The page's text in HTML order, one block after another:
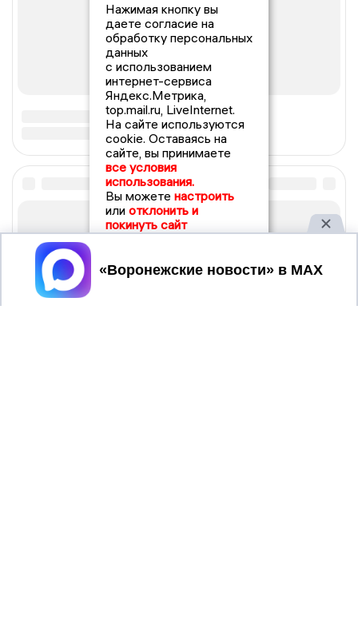
Нажимая кнопку вы
даете согласие на
обработку персональных
данных
с использованием
интернет-сервиса
Яндекс.Метрика,
top.mail.ru, LiveInternet.
На сайте используются
cookie. Оставаясь на
сайте, вы принимаете
все условия
использования.
Вы можете настроить
или отклонить и
покинуть сайт
Принять